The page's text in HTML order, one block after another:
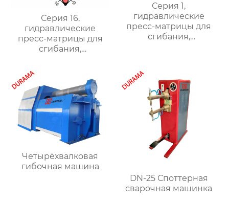
Серия 16,
гидравлические
пресс-матрицы для
сгибания,
формы для сгибания
листового металла
Серия 1,
гидравлические
пресс-матрицы для
сгибания,
Четырёхвалковая
гибочная машина
DN-25 Споттерная
сварочная машинка